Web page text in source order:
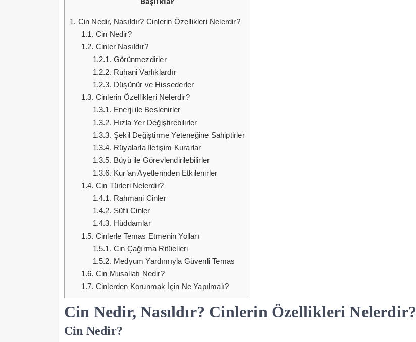
1. Cin Nedir, Nasıldır? Cinlerin Özellikleri Nelerdir?
1.1. Cin Nedir?
1.2. Cinler Nasıldır?
1.2.1. Görünmezdirler
1.2.2. Ruhani Varlıklardır
1.2.3. Düşünür ve Hissederler
1.3. Cinlerin Özellikleri Nelerdir?
1.3.1. Enerji ile Beslenirler
1.3.2. Hızla Yer Değiştirebilirler
1.3.3. Şekil Değiştirme Yeteneğine Sahiptirler
1.3.4. Rüyalarla İletişim Kurarlar
1.3.5. Büyü ile Görevlendirilebilirler
1.3.6. Kur’an Ayetlerinden Etkilenirler
1.4. Cin Türleri Nelerdir?
1.4.1. Rahmani Cinler
1.4.2. Süfli Cinler
1.4.3. Hüddamlar
1.5. Cinlerle Temas Etmenin Yolları
1.5.1. Cin Çağırma Ritüelleri
1.5.2. Medyum Yardımıyla Güvenli Temas
1.6. Cin Musallatı Nedir?
1.7. Cinlerden Korunmak İçin Ne Yapılmalı?
Cin Nedir, Nasıldır? Cinlerin Özellikleri Nelerdir?
Cin Nedir?